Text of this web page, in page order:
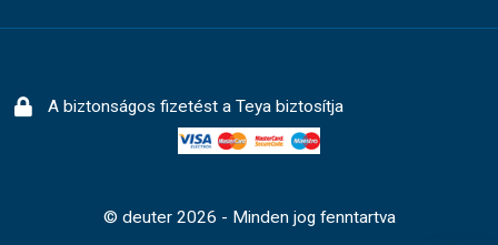
A biztonságos fizetést a Teya biztosítja
© deuter 2026 - Minden jog fenntartva